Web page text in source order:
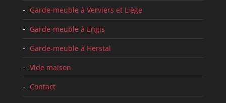
Garde-meuble à Verviers et Liège
Garde-meuble à Engis
Garde-meuble à Herstal
Vide maison
Contact